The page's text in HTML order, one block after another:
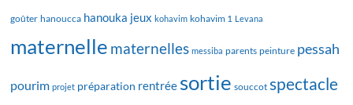
goûter hanoucca hanouka jeux kohavim kohavim 1 Levana
maternelle maternelles messiba parents peinture pessah
pourim projet préparation rentrée sortie souccot spectacle